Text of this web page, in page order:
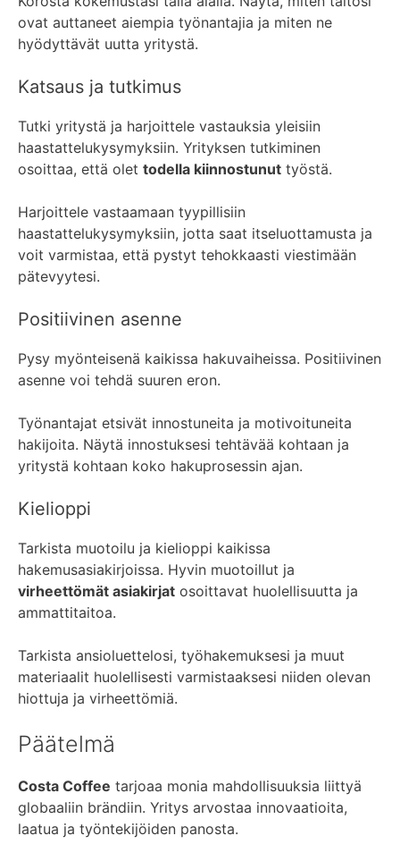
ovat auttaneet aiempia työnantajia ja miten ne
hyödyttävät uutta yritystä.
Katsaus ja tutkimus
Tutki yritystä ja harjoittele vastauksia yleisiin
haastattelukysymyksiin. Yrityksen tutkiminen
osoittaa, että olet todella kiinnostunut työstä.
Harjoittele vastaamaan tyypillisiin
haastattelukysymyksiin, jotta saat itseluottamusta ja
voit varmistaa, että pystyt tehokkaasti viestimään
pätevyytesi.
Positiivinen asenne
Pysy myönteisenä kaikissa hakuvaiheissa. Positiivinen
asenne voi tehdä suuren eron.
Työnantajat etsivät innostuneita ja motivoituneita
hakijoita. Näytä innostuksesi tehtävää kohtaan ja
yritystä kohtaan koko hakuprosessin ajan.
Kielioppi
Tarkista muotoilu ja kielioppi kaikissa
hakemusasiakirjoissa. Hyvin muotoillut ja
virheettömät asiakirjat osoittavat huolellisuutta ja
ammattitaitoa.
Tarkista ansioluettelosi, työhakemuksesi ja muut
materiaalit huolellisesti varmistaaksesi niiden olevan
hiottuja ja virheettömiä.
Päätelmä
Costa Coffee tarjoaa monia mahdollisuuksia liittyä
globaaliin brändiin. Yritys arvostaa innovaatioita,
laatua ja työntekijöiden panosta.